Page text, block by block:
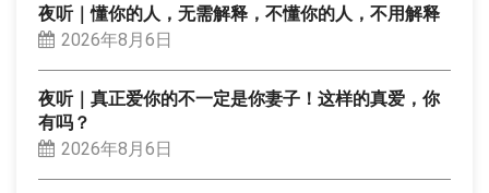
夜听｜懂你的人，无需解释，不懂你的人，不用解释
2026年8月6日
夜听｜真正爱你的不一定是你妻子！这样的真爱，你
有吗？
2026年8月6日